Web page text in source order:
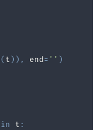
( t ) ) , end = '' )
in t :